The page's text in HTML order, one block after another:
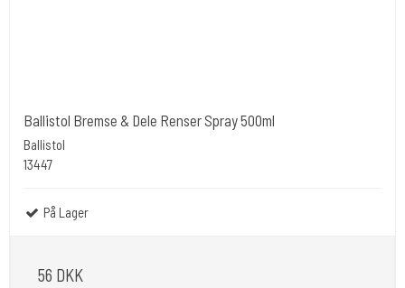
Ballistol Bremse & Dele Renser Spray 500ml
Ballistol
13447
På Lager
56 DKK